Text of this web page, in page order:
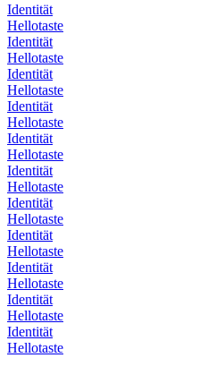
Identität
Hellotaste
Identität
Hellotaste
Identität
Hellotaste
Identität
Hellotaste
Identität
Hellotaste
Identität
Hellotaste
Identität
Hellotaste
Identität
Hellotaste
Identität
Hellotaste
Identität
Hellotaste
Identität
Hellotaste